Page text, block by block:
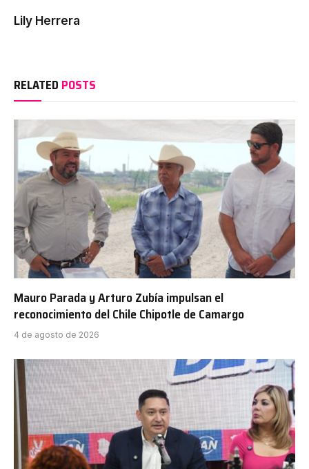
Lily Herrera
RELATED POSTS
Mauro Parada y Arturo Zubía impulsan el
reconocimiento del Chile Chipotle de Camargo
4 de agosto de 2026